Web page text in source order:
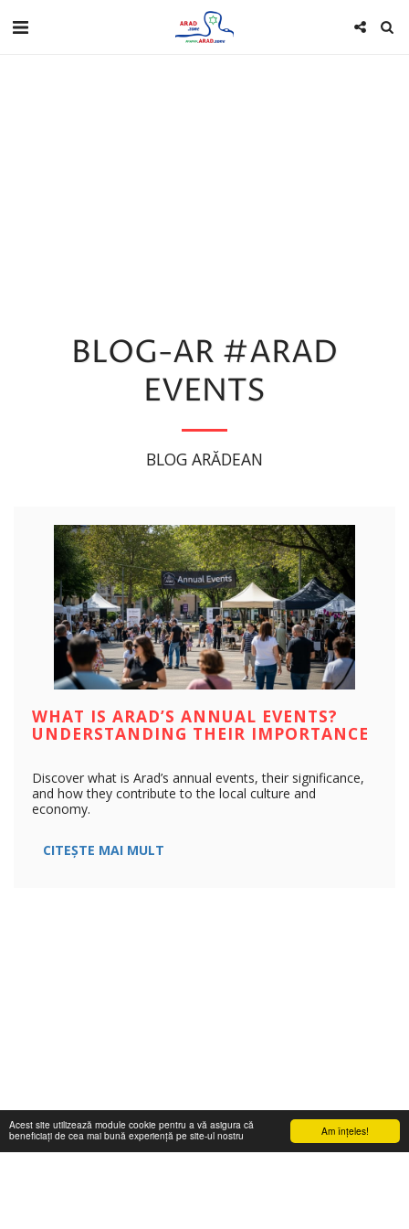
Am înţeles!
Acest site utilizează module cookie pentru a vă asigura că
beneficiați de cea mai bună experiență pe site-ul nostru
BLOG-AR #ARAD
EVENTS
BLOG ARĂDEAN
WHAT IS ARAD’S ANNUAL EVENTS?
UNDERSTANDING THEIR IMPORTANCE
Discover what is Arad’s annual events, their significance,
and how they contribute to the local culture and
economy.
CITEȘTE MAI MULT